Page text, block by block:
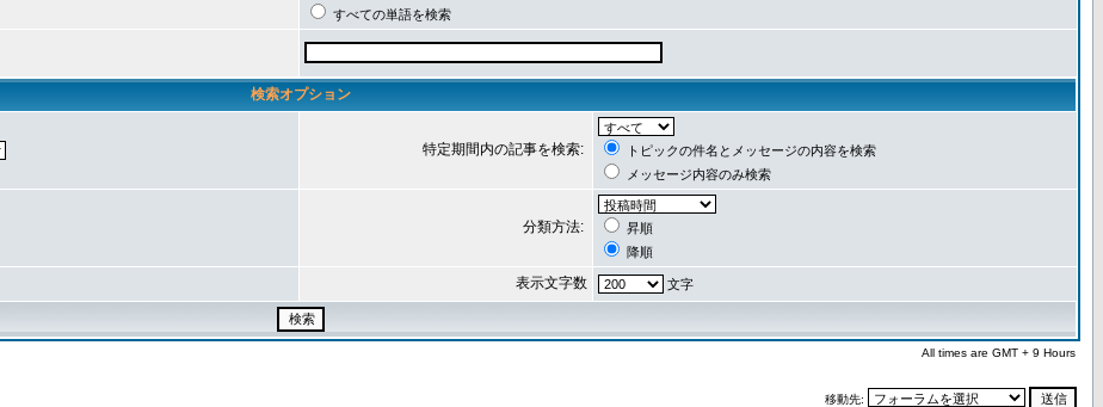
すべての単語を検索
検索オプション
特定期間内の記事を検索:
トピックの件名とメッセージの内容を検索
メッセージ内容のみ検索
分類方法:
昇順
降順
表示文字数 文字
All times are GMT + 9 Hours
移動先: